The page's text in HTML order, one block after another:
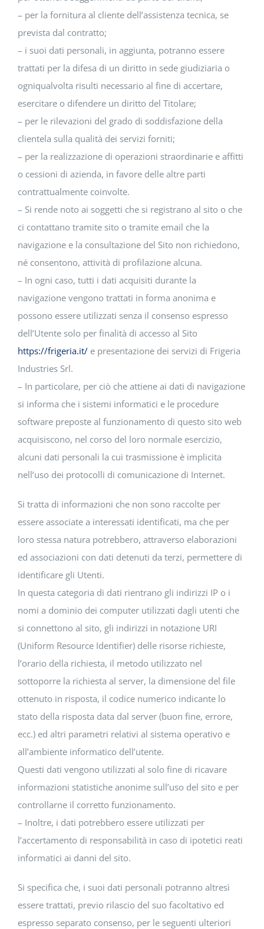
– per la fornitura al cliente dell’assistenza tecnica, se
prevista dal contratto;
– i suoi dati personali, in aggiunta, potranno essere
trattati per la difesa di un diritto in sede giudiziaria o
ogniqualvolta risulti necessario al fine di accertare,
esercitare o difendere un diritto del Titolare;
– per le rilevazioni del grado di soddisfazione della
clientela sulla qualità dei servizi forniti;
– per la realizzazione di operazioni straordinarie e affitti
o cessioni di azienda, in favore delle altre parti
contrattualmente coinvolte.
– Si rende noto ai soggetti che si registrano al sito o che
ci contattano tramite sito o tramite email che la
navigazione e la consultazione del Sito non richiedono,
né consentono, attività di profilazione alcuna.
– In ogni caso, tutti i dati acquisiti durante la
navigazione vengono trattati in forma anonima e
possono essere utilizzati senza il consenso espresso
dell’Utente solo per finalità di accesso al Sito
https://frigeria.it/e presentazione dei servizi di Frigeria
Industries Srl.
– In particolare, per ciò che attiene ai dati di navigazione
si informa che i sistemi informatici e le procedure
software preposte al funzionamento di questo sito web
acquisiscono, nel corso del loro normale esercizio,
alcuni dati personali la cui trasmissione è implicita
nell’uso dei protocolli di comunicazione di Internet.
Si tratta di informazioni che non sono raccolte per
essere associate a interessati identificati, ma che per
loro stessa natura potrebbero, attraverso elaborazioni
ed associazioni con dati detenuti da terzi, permettere di
identificare gli Utenti.
In questa categoria di dati rientrano gli indirizzi IP o i
nomi a dominio dei computer utilizzati dagli utenti che
si connettono al sito, gli indirizzi in notazione URI
(Uniform Resource Identifier) delle risorse richieste,
l’orario della richiesta, il metodo utilizzato nel
sottoporre la richiesta al server, la dimensione del file
ottenuto in risposta, il codice numerico indicante lo
stato della risposta data dal server (buon fine, errore,
ecc.) ed altri parametri relativi al sistema operativo e
all’ambiente informatico dell’utente.
Questi dati vengono utilizzati al solo fine di ricavare
informazioni statistiche anonime sull’uso del sito e per
controllarne il corretto funzionamento.
– Inoltre, i dati potrebbero essere utilizzati per
l’accertamento di responsabilità in caso di ipotetici reati
informatici ai danni del sito.
Si specifica che, i suoi dati personali potranno altresì
essere trattati, previo rilascio del suo facoltativo ed
espresso separato consenso, per le seguenti ulteriori